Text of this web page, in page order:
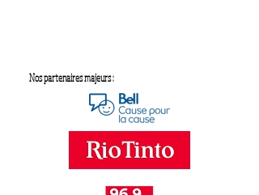
Nos partenaires majeurs :